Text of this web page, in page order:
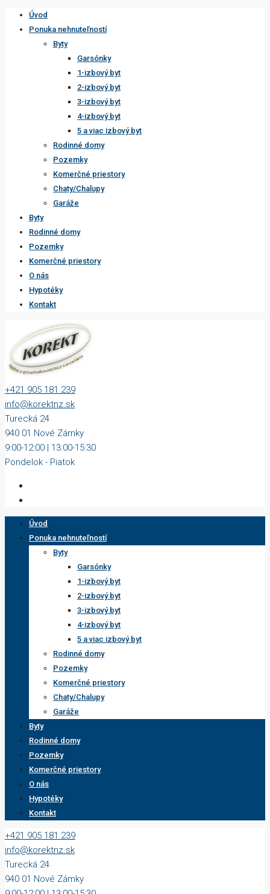
Úvod
Ponuka nehnuteľností
Byty
Garsónky
1-izbový byt
2-izbový byt
3-izbový byt
4-izbový byt
5 a viac izbový byt
Rodinné domy
Pozemky
Komerčné priestory
Chaty/Chalupy
Garáže
Byty
Rodinné domy
Pozemky
Komerčné priestory
O nás
Hypotéky
Kontakt
+421 905 181 239
info@korektnz.sk
Turecká 24
940 01 Nové Zámky
9:00-12:00 | 13:00-15:30
Pondelok - Piatok
Úvod
Ponuka nehnuteľností
Byty
Garsónky
1-izbový byt
2-izbový byt
3-izbový byt
4-izbový byt
5 a viac izbový byt
Rodinné domy
Pozemky
Komerčné priestory
Chaty/Chalupy
Garáže
Byty
Rodinné domy
Pozemky
Komerčné priestory
O nás
Hypotéky
Kontakt
+421 905 181 239
info@korektnz.sk
Turecká 24
940 01 Nové Zámky